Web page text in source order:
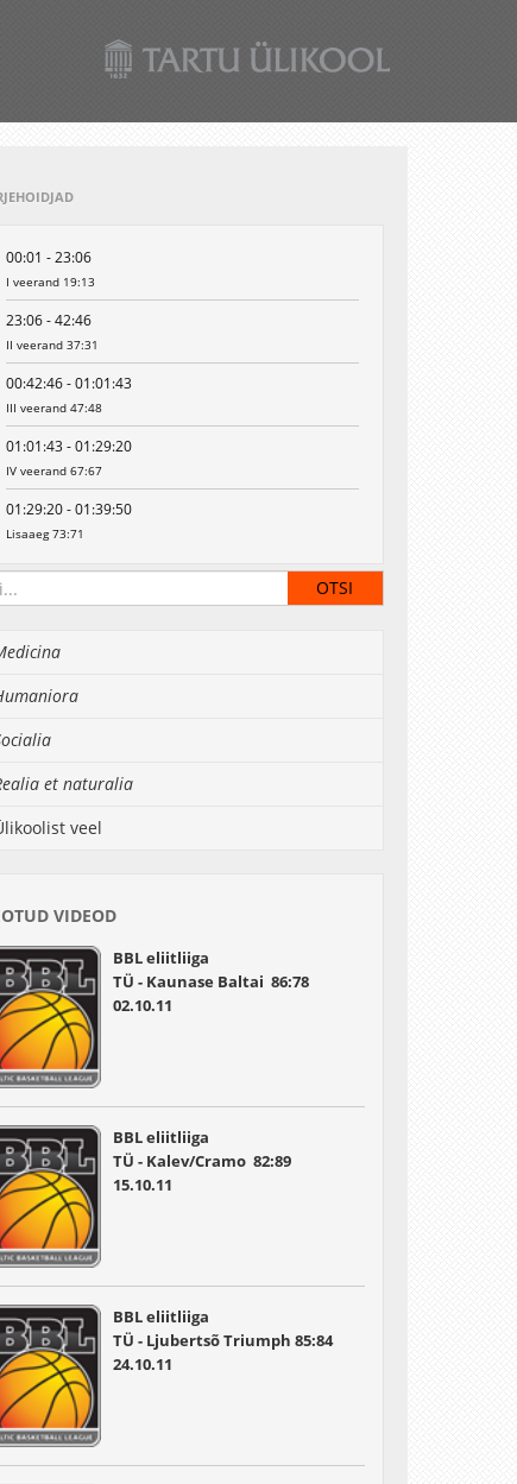
00:01 - 23:06
I veerand 19:13
23:06 - 42:46
II veerand 37:31
00:42:46 - 01:01:43
III veerand 47:48
01:01:43 - 01:29:20
IV veerand 67:67
01:29:20 - 01:39:50
Lisaaeg 73:71
et naturalia
veel
VIDEOD
BBL eliitliiga
TÜ - Kaunase Baltai 86:78
02.10.11
BBL eliitliiga
TÜ - Kalev/Cramo 82:89
15.10.11
BBL eliitliiga
TÜ - Ljubertsõ Triumph 85:84
24.10.11